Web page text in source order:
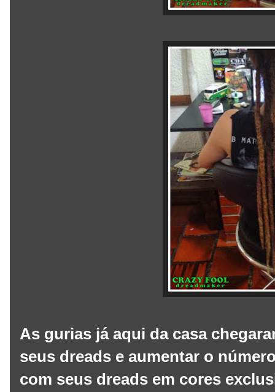
As gurias já aqui da casa
seus dreads e aumentar o
com seus dreads em cores